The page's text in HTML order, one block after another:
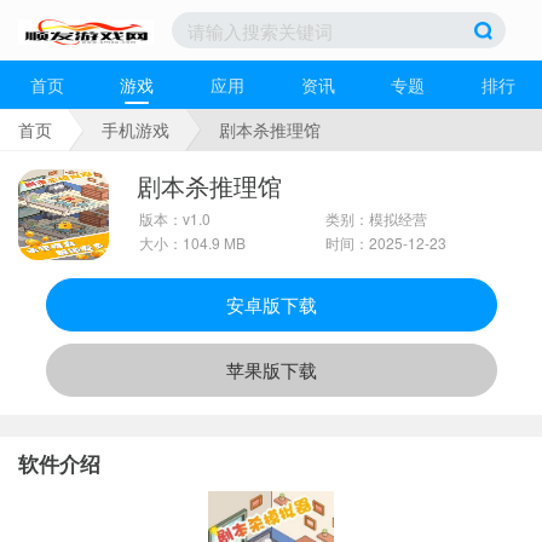
首页 游戏 应用 资讯 专题
排行
首页
手机游戏 剧本杀推理馆
剧本杀推理馆
版本：v1.0
大小：104.9 MB
类别：模拟经营
时间：2025-12-23
安卓版下载
苹果版下载
软件介绍